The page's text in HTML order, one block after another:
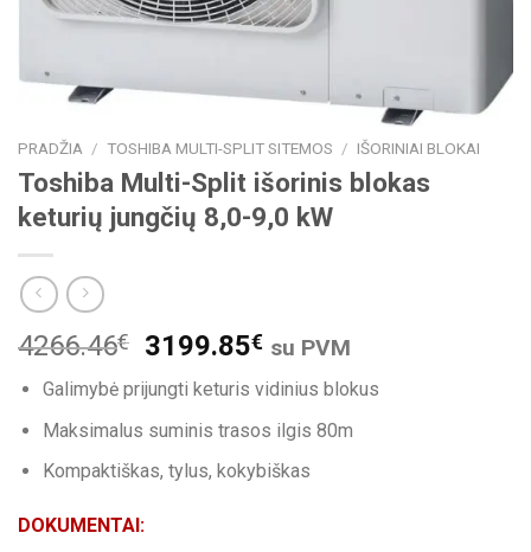
PRADŽIA / TOSHIBA MULTI-SPLIT SITEMOS / IŠORINIAI BLOKAI
Toshiba Multi-Split išorinis blokas
keturių jungčių 8,0-9,0 kW
4266.46€ 3199.85€ su PVM
Galimybė prijungti keturis vidinius blokus
Maksimalus suminis trasos ilgis 80m
Kompaktiškas, tylus, kokybiškas
DOKUMENTAI: